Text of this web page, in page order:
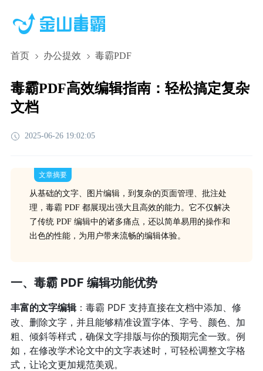
首页 办公提效 毒霸PDF
毒霸PDF高效编辑指南：轻松搞定复杂
文档
2025-06-26 19:02:05
文章摘要
从基础的文字、图片编辑，到复杂的页面管理、批注处
理，毒霸 PDF 都展现出强大且高效的能力。它不仅解决
了传统 PDF 编辑中的诸多痛点，还以简单易用的操作和
出色的性能，为用户带来流畅的编辑体验。
一、毒霸 PDF 编辑功能优势
丰富的文字编辑：毒霸 PDF 支持直接在文档中添加、修
改、删除文字，并且能够精准设置字体、字号、颜色、加
粗、倾斜等样式，确保文字排版与你的预期完全一致。例
如，在修改学术论文中的文字表述时，可轻松调整文字格
式，让论文更加规范美观。